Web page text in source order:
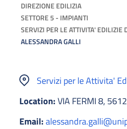
DIREZIONE EDILIZIA
SETTORE 5 - IMPIANTI
SERVIZI PER LE ATTIVITA' EDILIZIE
ALESSANDRA GALLI
Servizi per le Attivita'
Location:VIA FERMI 8,
Email: